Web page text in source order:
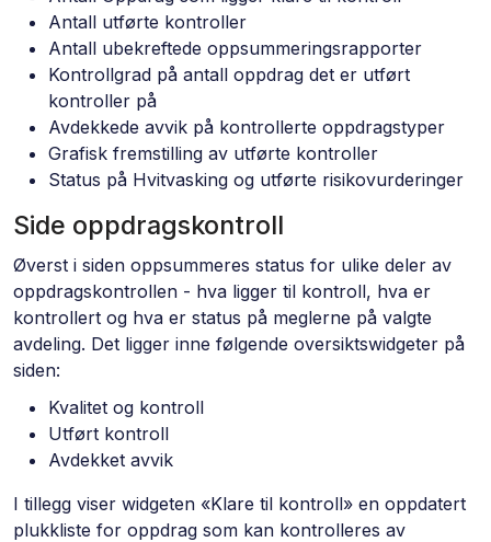
Antall utførte kontroller
Antall ubekreftede oppsummeringsrapporter
Kontrollgrad på antall oppdrag det er utført
kontroller på
Avdekkede avvik på kontrollerte oppdragstyper
Grafisk fremstilling av utførte kontroller
Status på Hvitvasking og utførte risikovurderinger
Side oppdragskontroll
Øverst i siden oppsummeres status for ulike deler av
oppdragskontrollen - hva ligger til kontroll, hva er
kontrollert og hva er status på meglerne på valgte
avdeling. Det ligger inne følgende oversiktswidgeter på
siden:
Kvalitet og kontroll
Utført kontroll
Avdekket avvik
I tillegg viser widgeten «Klare til kontroll» en oppdatert
plukkliste for oppdrag som kan kontrolleres av